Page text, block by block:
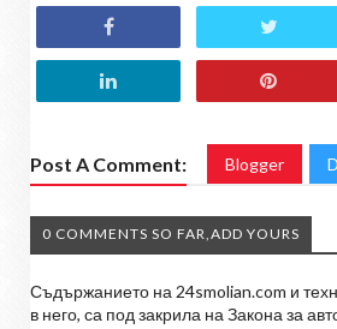
Post A Comment: Blogger
0 COMMENTS SO FAR,ADD YOURS
Съдържанието на 24smolian.com и
в него, са под закрила на Закона за